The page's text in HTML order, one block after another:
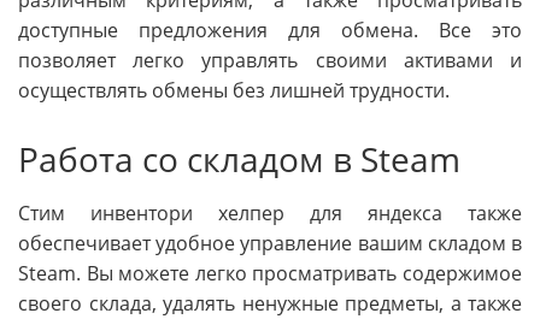
доступные предложения для обмена. Все это
позволяет легко управлять своими активами и
осуществлять обмены без лишней трудности.
Работа со складом в Steam
Стим инвентори хелпер для яндекса также
обеспечивает удобное управление вашим складом в
Steam. Вы можете легко просматривать содержимое
своего склада, удалять ненужные предметы, а также